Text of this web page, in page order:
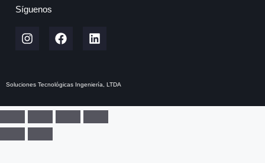
Síguenos
Soluciones Tecnológicas Ingeniería, LTDA